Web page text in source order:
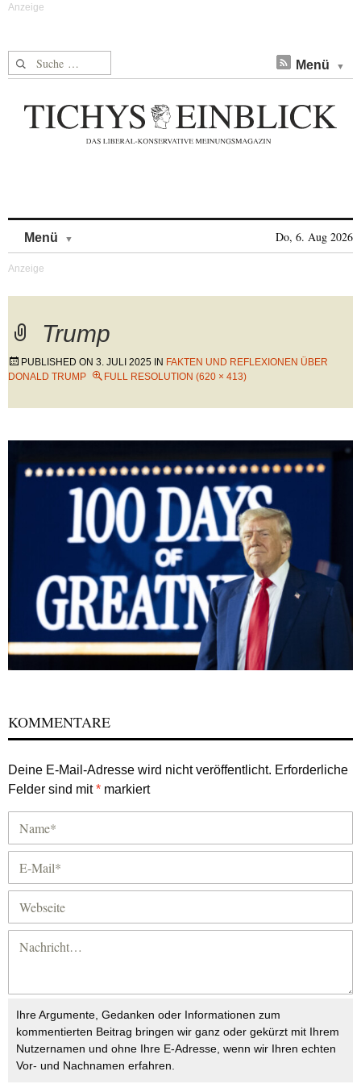
Suche nach: Menü
Menü Do, 6. Aug 2026
Trump
PUBLISHED ON 3. JULI 2025 IN FAKTEN UND REFLEXIONEN ÜBER
DONALD TRUMP
FULL RESOLUTION (620 × 413)
KOMMENTARE
Deine E-Mail-Adresse wird nicht veröffentlicht. Erforderliche
Felder sind mit* markiert
Ihre Argumente, Gedanken oder Informationen zum
kommentierten Beitrag bringen wir ganz oder gekürzt mit Ihrem
Nutzernamen und ohne Ihre E-Adresse, wenn wir Ihren echten
Vor- und Nachnamen erfahren.